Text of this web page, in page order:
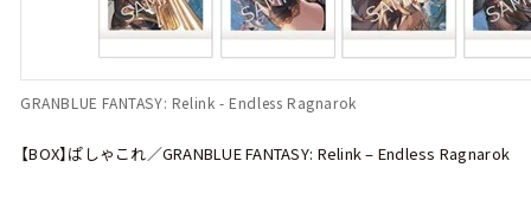
GRANBLUE FANTASY: Relink - Endless Ragnarok
【BOX】ぱしゃこれ／GRANBLUE FANTASY: Relink – Endless Ragnarok